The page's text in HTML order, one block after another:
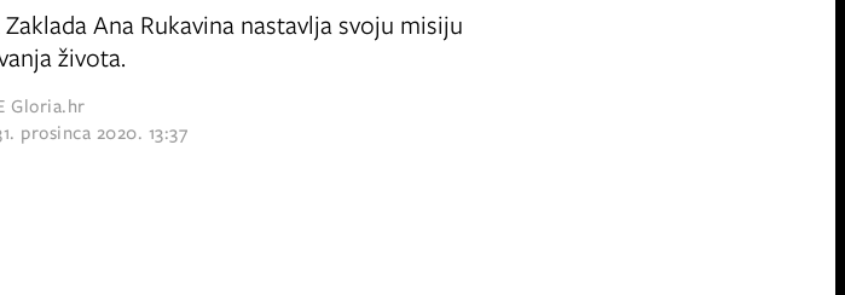
Ana Rukavina nastavlja svoju misiju
života.
Gloria.hr
prosinca 2020. 13:37